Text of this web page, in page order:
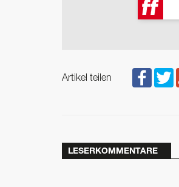
Artikel teilen
LESERKOMMENTARE